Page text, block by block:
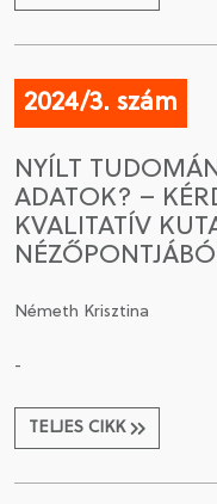
2024/3. szám
NYÍLT
ADATOK? –
KVALITATÍV
Németh Krisztina
-
TELJES CIKK